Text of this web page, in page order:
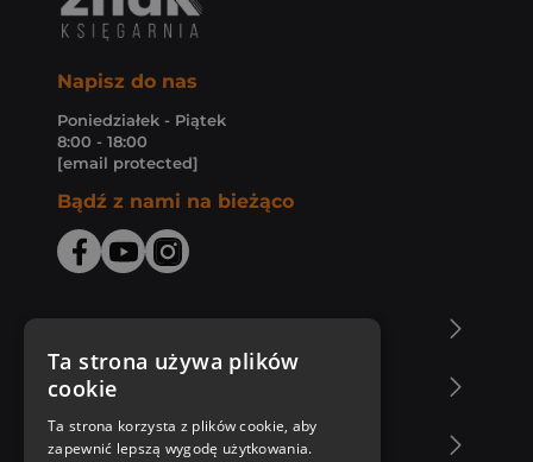
Napisz do nas
Poniedziałek - Piątek
8:00 - 18:00
[email protected]
Bądź z nami na bieżąco
Zakupy u nas
Nasza oferta
Ta strona używa plików
cookie
Ta strona korzysta z plików cookie, aby
zapewnić lepszą wygodę użytkowania.